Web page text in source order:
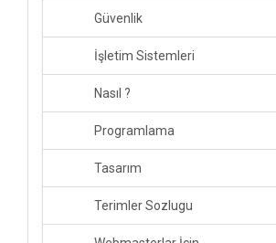
Güvenlik
İşletim Sistemleri
Nasıl ?
Programlama
Tasarım
Terimler Sozlugu